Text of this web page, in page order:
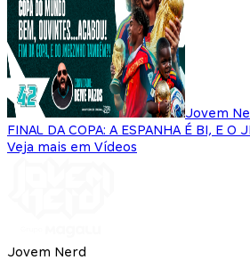
Jovem
FINAL DA COPA: A ESPANHA É BI, E O
Veja mais em Vídeos
Jovem Nerd